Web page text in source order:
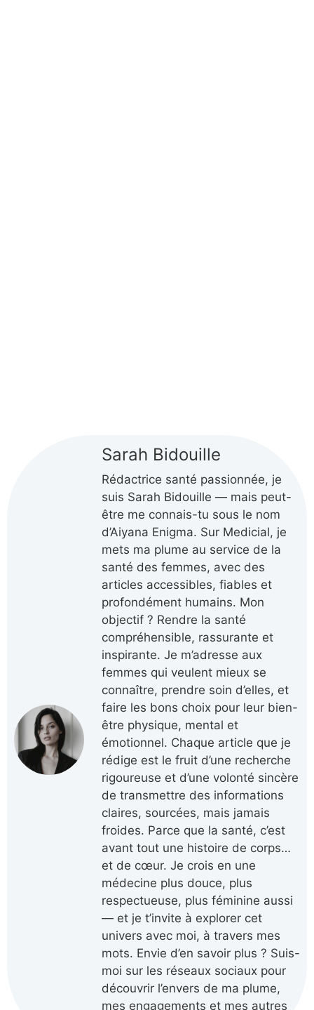
Sarah Bidouille
Rédactrice santé passionnée, je
suis Sarah Bidouille — mais peut-
être me connais-tu sous le nom
d’Aiyana Enigma. Sur Medicial, je
mets ma plume au service de la
santé des femmes, avec des
articles accessibles, fiables et
profondément humains. Mon
objectif ? Rendre la santé
compréhensible, rassurante et
inspirante. Je m’adresse aux
femmes qui veulent mieux se
connaître, prendre soin d’elles, et
faire les bons choix pour leur bien-
être physique, mental et
émotionnel. Chaque article que je
rédige est le fruit d’une recherche
rigoureuse et d’une volonté sincère
de transmettre des informations
claires, sourcées, mais jamais
froides. Parce que la santé, c’est
avant tout une histoire de corps…
et de cœur. Je crois en une
médecine plus douce, plus
respectueuse, plus féminine aussi
— et je t’invite à explorer cet
univers avec moi, à travers mes
mots. Envie d’en savoir plus ? Suis-
moi sur les réseaux sociaux pour
découvrir l’envers de ma plume,
mes engagements et mes autres